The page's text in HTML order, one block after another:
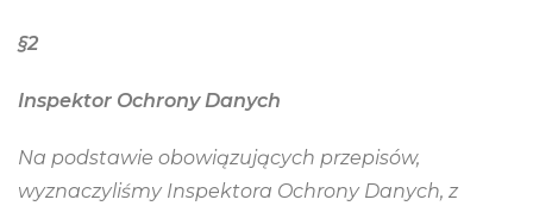
§2
Inspektor Ochrony Danych
Na podstawie obowiązujących przepisów,
wyznaczyliśmy Inspektora Ochrony Danych, z